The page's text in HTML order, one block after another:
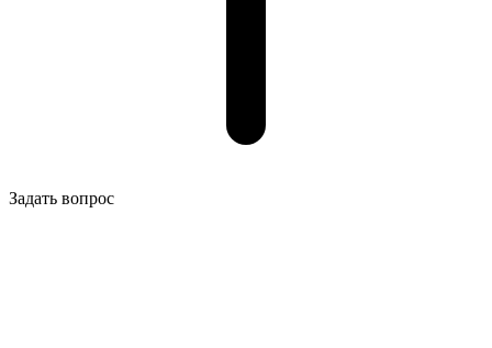
Задать вопрос